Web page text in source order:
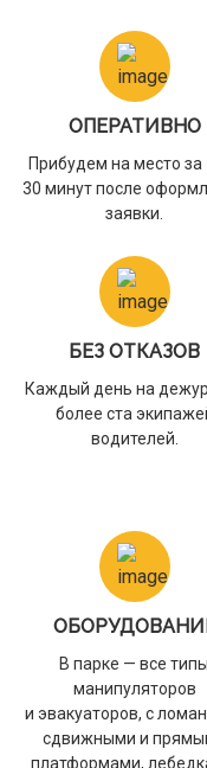
ОПЕРАТИВНО
Прибудем на место за
30 минут после
заявки.
БЕЗ ОТКАЗОВ
Каждый день на
более ста
водителей.
В парке — все типы
манипуляторов
и эвакуаторов, с
сдвижными и
платформами,